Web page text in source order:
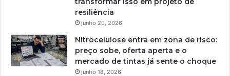
resiliência
junho 20, 2026
Nitrocelulose entra em zona de risco:
preço sobe, oferta aperta e o
mercado de tintas já sente o choque
junho 18, 2026